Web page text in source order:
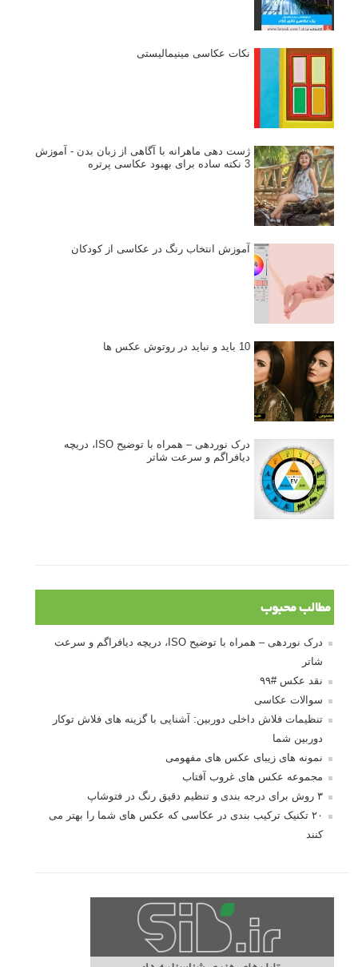
نکات عکاسی مینیمالیستی
ژست دهی ماهرانه با آگاهی از زبان بدن - آموزش
3 نکته ساده برای بهبود عکاسی پرتره
آموزش انتخاب رنگ در عکاسی از کودکان
10 باید و نباید در روتوش عکس ها
درک نوردهی – همراه با توضیح ISO، دریچه
دیافراگم و سرعت شاتر
مطالب محبوب
درک نوردهی – همراه با توضیح ISO، دریچه دیافراگم و سرعت
شاتر
نقد عکس #۹۹
سوالات عکاسی
تنظیمات فلاش داخلی دوربین: آشنایی با گزینه های فلاش توکار
دوربین شما
نمونه های زیبای عکس های مفهومی
مجموعه عکس های غروب آفتاب
۳ روش برای درجه بندی و تنظیم دقیق رنگ در فتوشاپ
۲۰ تکنیک ترکیب بندی در عکاسی که عکس های شما را بهتر می
کنند